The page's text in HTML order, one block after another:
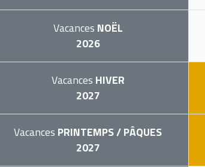
Vacances NOËL
2026
Vacances HIVER
2027
Vacances PRINTEMPS / PÂQUES
2027